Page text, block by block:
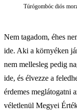
Túrógombóc diós
Nem tagadom, éhes
ide. Aki a környéken
nem mellesleg pedig
ide, és élvezze a
érdemes meglátogatni
véletlenül Megyei